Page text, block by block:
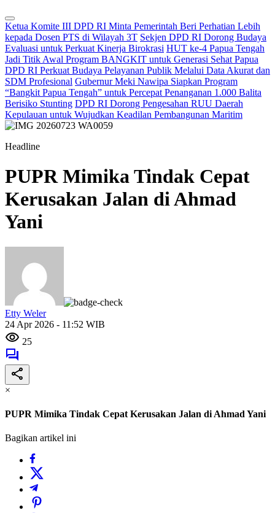
Ketua Komite III DPD RI Minta Pemerintah Beri Perhatian Lebih
kepada Dosen PTS di Wilayah 3T Sekjen DPD RI Dorong Budaya
Evaluasi untuk Perkuat Kinerja Birokrasi HUT ke-4 Papua Tengah
Jadi Titik Awal Program BANGKIT untuk Generasi Sehat Papua
DPD RI Perkuat Budaya Pelayanan Publik Melalui Data Akurat dan
SDM Profesional Gubernur Meki Nawipa Siapkan Program
“Bangkit Papua Tengah” untuk Percepat Penanganan 1.000 Balita
Berisiko Stunting DPD RI Dorong Pengesahan RUU Daerah
Kepulauan untuk Wujudkan Keadilan Pembangunan Maritim
Headline
PUPR Mimika Tindak Cepat
Kerusakan Jalan di Ahmad
Yani
Etty Weler
24 Apr 2026 - 11:52 WIB
25
×
PUPR Mimika Tindak Cepat Kerusakan Jalan di Ahmad Yani
Bagikan artikel ini